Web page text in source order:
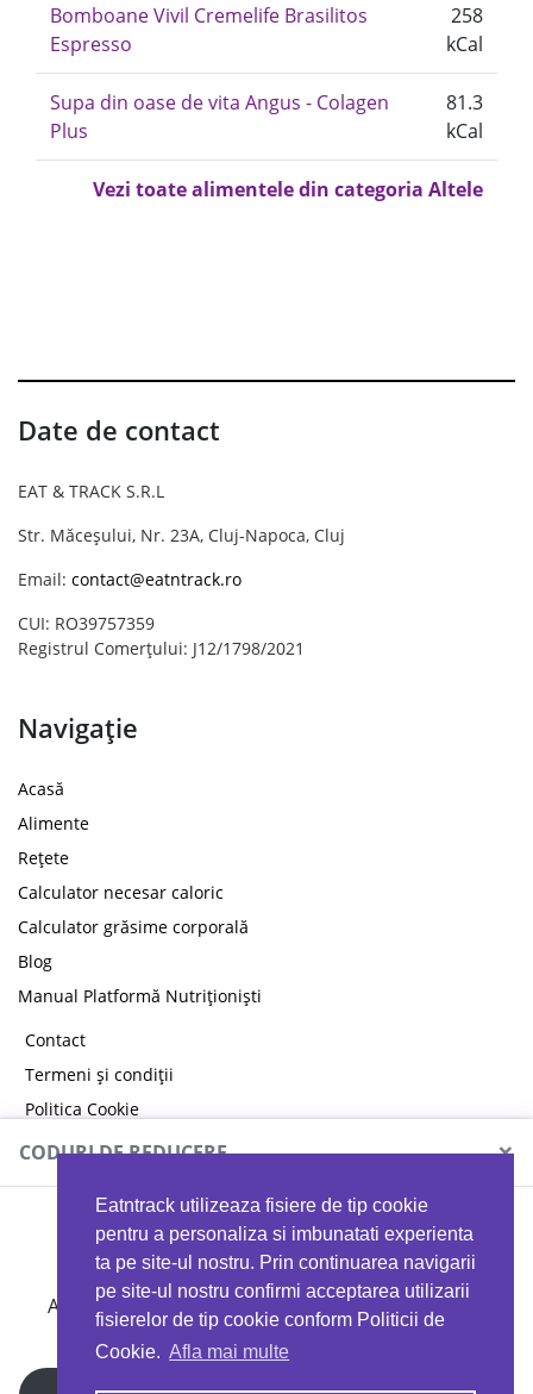
Eatntrack utilizeaza fisiere de tip cookie
pentru a personaliza si imbunatati experienta
ta pe site-ul nostru. Prin continuarea navigarii
pe site-ul nostru confirmi acceptarea utilizarii
fisierelor de tip cookie conform Politicii de
Cookie. Afla mai multe
Bomboane Vivil Cremelife Brasilitos
Espresso
258
kCal
Supa din oase de vita Angus - Colagen
Plus
81.3
kCal
Vezi toate alimentele din categoria Altele
Date de contact
EAT & TRACK S.R.L
Str. Măceșului, Nr. 23A, Cluj-Napoca, Cluj
Email: contact@eatntrack.ro
CUI: RO39757359
Registrul Comerțului: J12/1798/2021
Navigație
Acasă
Alimente
Rețete
Calculator necesar caloric
Calculator grăsime corporală
Blog
Manual Platformă Nutriționiști
Contact
Termeni și condiții
Politica Cookie
Politica de confidențialitate
CODURI DE REDUCERE ×
MYPROTEIN
Ai 40%reducere la orice comandă folosind codul
EATTRACK